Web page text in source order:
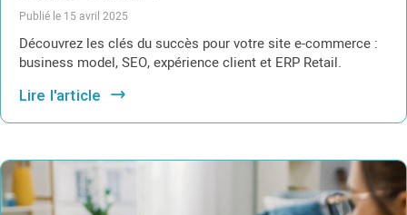
Publié le 15 avril 2025
Découvrez les clés du succès pour votre site e-commerce :
business model, SEO, expérience client et ERP Retail.
Lire l'article